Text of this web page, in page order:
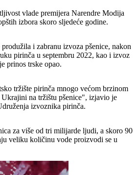
vlade premijera Narendre Modija
izbora skoro sljedeće godine.
i zabranu izvoza pšenice, nakon
pirinča u septembru 2022, kao i izvoz
prinos trske opao.
tržište pirinča mnogo većom brzinom
na tržištu pšenice", izjavio je
izvoznika pirinča.
za više od tri milijarde ljudi, a skoro 90
veliku količinu vode proizvodi se u